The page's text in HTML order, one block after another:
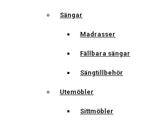
Sängar
Madrasser
Fällbara sängar
Sängtillbehör
Utemöbler
Sittmöbler